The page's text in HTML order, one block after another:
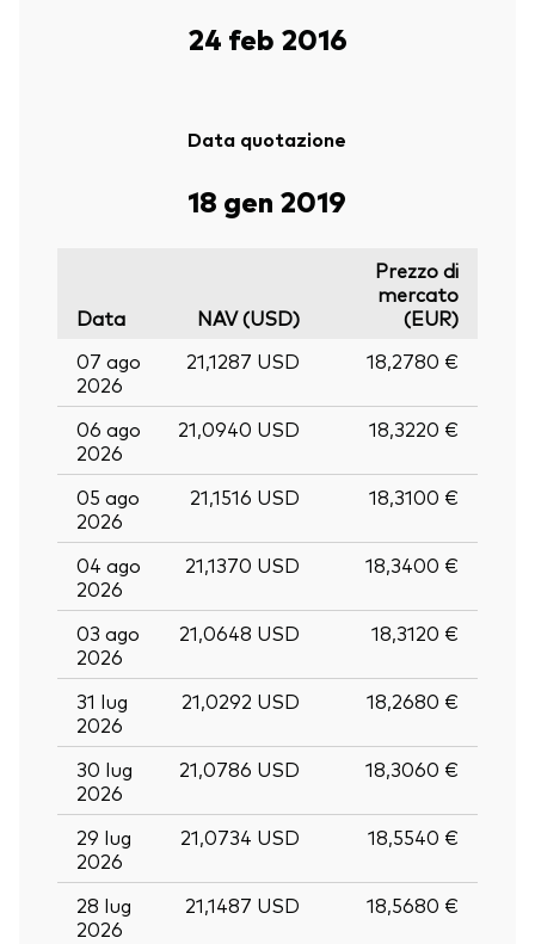
24 feb 2016
Data quotazione
18 gen 2019
Data NAV (USD)
Prezzo di
mercato
(EUR)
07 ago
2026
21,1287 USD 18,2780 €
06 ago
2026
21,0940 USD 18,3220 €
05 ago
2026
21,1516 USD 18,3100 €
04 ago
2026
21,1370 USD 18,3400 €
03 ago
2026
21,0648 USD 18,3120 €
31 lug
2026
21,0292 USD 18,2680 €
30 lug
2026
21,0786 USD 18,3060 €
29 lug
2026
21,0734 USD 18,5540 €
28 lug
2026
21,1487 USD 18,5680 €